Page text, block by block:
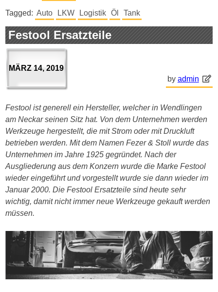
Tagged: Auto LKW Logistik Öl Tank
Festool Ersatzteile
MÄRZ 14, 2019
by admin
Festool ist generell ein Hersteller, welcher in Wendlingen
am Neckar seinen Sitz hat. Von dem Unternehmen werden
Werkzeuge hergestellt, die mit Strom oder mit Druckluft
betrieben werden. Mit dem Namen Fezer & Stoll wurde das
Unternehmen im Jahre 1925 gegründet. Nach der
Ausgliederung aus dem Konzern wurde die Marke Festool
wieder eingeführt und vorgestellt wurde sie dann wieder im
Januar 2000. Die Festool Ersatzteile sind heute sehr
wichtig, damit nicht immer neue Werkzeuge gekauft werden
müssen.